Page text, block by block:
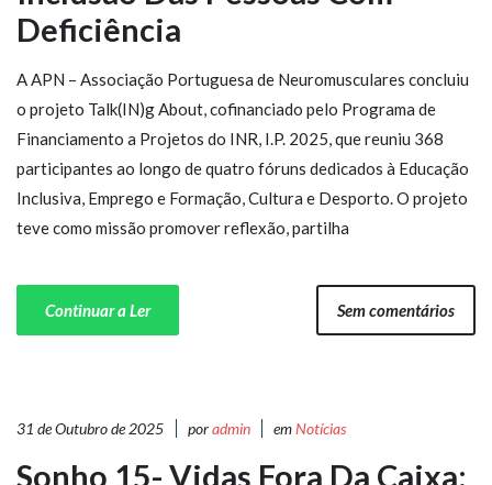
Deficiência
A APN – Associação Portuguesa de Neuromusculares concluiu
o projeto Talk(IN)g About, cofinanciado pelo Programa de
Financiamento a Projetos do INR, I.P. 2025, que reuniu 368
participantes ao longo de quatro fóruns dedicados à Educação
Inclusiva, Emprego e Formação, Cultura e Desporto. O projeto
teve como missão promover reflexão, partilha
Continuar a Ler Sem comentários
31 de Outubro de 2025 poradmin emNotícias
Sonho 15- Vidas Fora Da Caixa: